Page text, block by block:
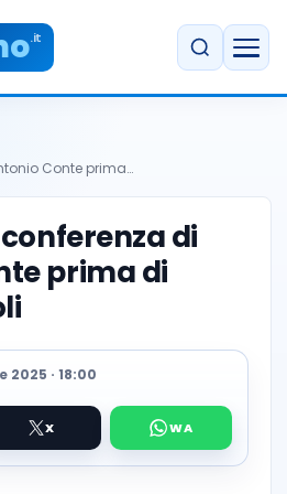
.it
Conte prima…
conferenza di
prima di
· 18:00